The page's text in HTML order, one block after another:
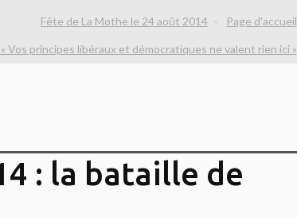
Fête de La Mothe le 24 août 2014 Page d'accueil
Vos principes libéraux et démocratiques ne valent rien ici »
: la bataille de